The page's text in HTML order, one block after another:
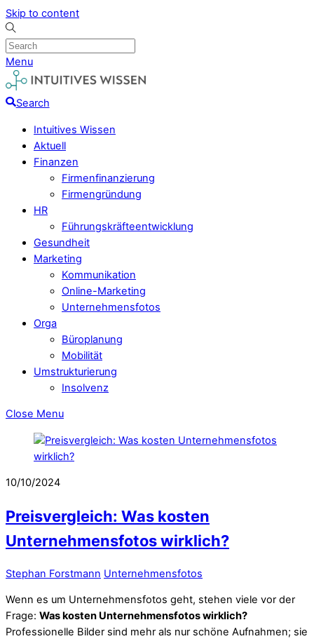
Skip to content
Menu
Search
Intuitives Wissen
Aktuell
Finanzen
Firmenfinanzierung
Firmengründung
HR
Führungskräfteentwicklung
Gesundheit
Marketing
Kommunikation
Online-Marketing
Unternehmensfotos
Orga
Büroplanung
Mobilität
Umstrukturierung
Insolvenz
Close Menu
10/10/2024
Preisvergleich: Was kosten
Unternehmensfotos wirklich?
Stephan Forstmann Unternehmensfotos
Wenn es um Unternehmensfotos geht, stehen viele vor der
Frage: Was kosten Unternehmensfotos wirklich?
Professionelle Bilder sind mehr als nur schöne Aufnahmen; sie